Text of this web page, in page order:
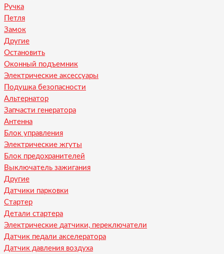
Ручка
Петля
Замок
Другие
Остановить
Оконный подъемник
Электрические аксессуары
Подушка безопасности
Альтернатор
Запчасти генератора
Антенна
Блок управления
Электрические жгуты
Блок предохранителей
Выключатель зажигания
Другие
Датчики парковки
Стартер
Детали стартера
Электрические датчики, переключатели
Датчик педали акселератора
Датчик давления воздуха